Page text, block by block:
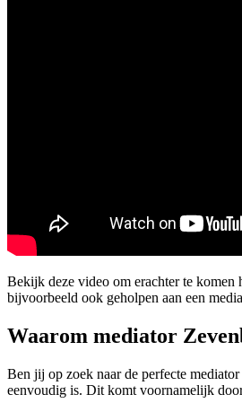
Bekijk deze video om erachter te komen
bijvoorbeeld ook geholpen aan een
Waarom mediator
Ben jij op zoek naar de perfecte
eenvoudig is. Dit komt voornamelijk